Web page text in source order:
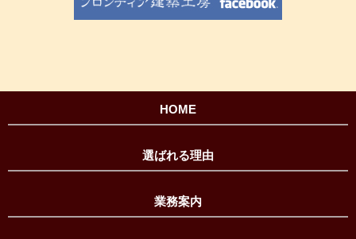
HOME
選ばれる理由
業務案内